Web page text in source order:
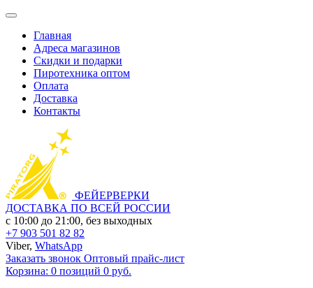
Главная
Адреса магазинов
Скидки и подарки
Пиротехника оптом
Оплата
Доставка
Контакты
ФЕЙЕРВЕРКИ
ДОСТАВКА ПО ВСЕЙ РОССИИ
с 10:00 до 21:00, без выходных
+7 903 501 82 82
Viber, WhatsApp
Заказать звонок Оптовый прайс-лист
Корзина: 0 позиций 0 руб.